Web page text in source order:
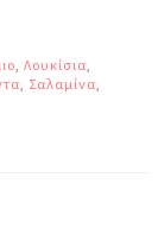
, Λουκίσια,
, Σαλαμίνα,